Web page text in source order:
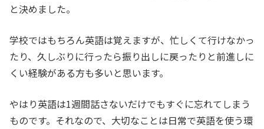
と決めました。
学校ではもちろん英語は覚えますが、忙しくて行けなかっ
たり、久しぶりに行ったら振り出しに戻ったりと前進しに
くい経験がある方も多いと思います。
やはり英語は1週間話さないだけでもすぐに忘れてしまう
ものです。それなので、大切なことは日常で英語を使う環